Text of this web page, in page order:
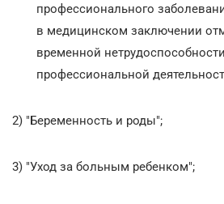
профессионального
в медицинском заключении
временной
профессиональной
2) "Беременность и роды";
3) "Уход за больным ребенком";